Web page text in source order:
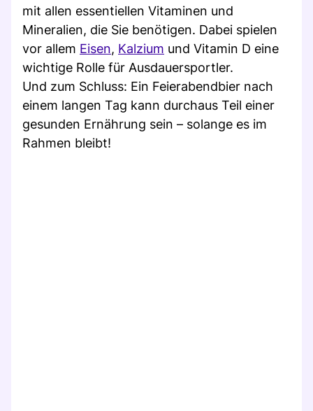
mit allen essentiellen Vitaminen und
Mineralien, die Sie benötigen. Dabei spielen
vor allem Eisen, Kalzium und Vitamin D eine
wichtige Rolle für Ausdauersportler.
Und zum Schluss: Ein Feierabendbier nach
einem langen Tag kann durchaus Teil einer
gesunden Ernährung sein – solange es im
Rahmen bleibt!